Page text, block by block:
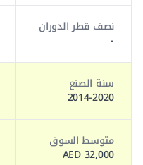
نصف قطر الدوران
-
سنة الصنع
2014-2020
متوسط السوق
32,000 AED